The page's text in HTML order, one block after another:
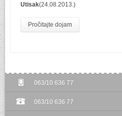
Utisak(24.08.2013.)
Pročitajte dojam
063/10 636 77
063/10 636 77